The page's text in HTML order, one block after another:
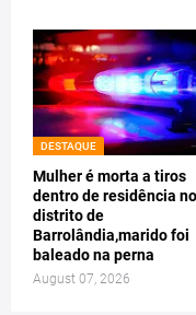
DESTAQUE
Mulher é morta a tiros
dentro de residência no
distrito de
Barrolândia,marido foi
baleado na perna
August 07, 2026